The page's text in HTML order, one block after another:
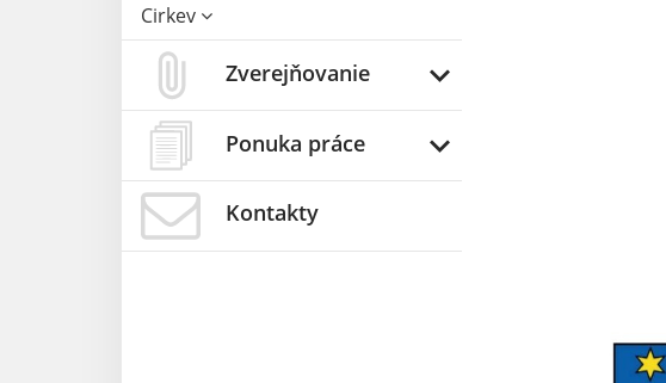
Cirkev
Zverejňovanie
Ponuka práce
Kontakty